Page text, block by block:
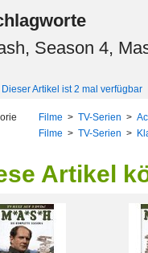
Season 4,
Dieser Artikel ist 2 mal verfügbar
Filme > TV-Serien >
Filme > TV-Serien >
Artikel